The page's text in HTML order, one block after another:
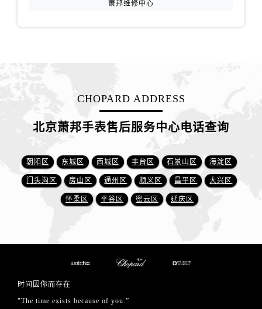
萧邦维修中心
CHOPARD ADDRESS
北京萧邦手表售后服务中心电话查询
朝阳区 东城区 西城区 丰台区 石景山区 海淀区
门头沟区 房山区 通州区 顺义区 昌平区 大兴区
怀柔区 平谷区 密云区 延庆区
时间因你而存在
"The time exists because of you.”